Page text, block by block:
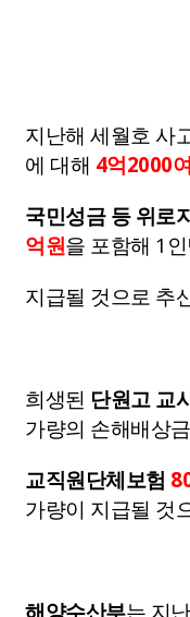
지난해 세월호 사
에 대해 4억2000
국민성금 등 위로
억원을 포함해 1
지급될 것으로 추
희생된 단원고 교
가량의 손해배상
교직원단체보험
가량이 지급될 것
해양수산부는 지